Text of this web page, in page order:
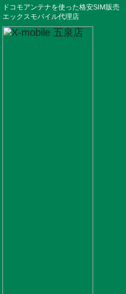
ドコモアンテナを使った格安SIM販売
エックスモバイル代理店